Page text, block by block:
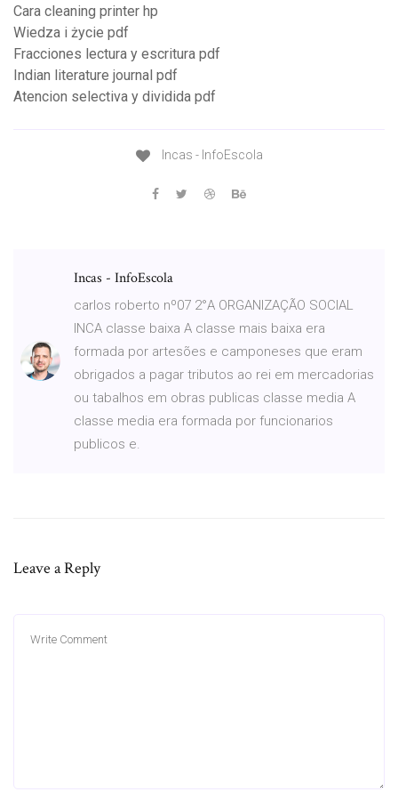
Cara cleaning printer hp
Wiedza i życie pdf
Fracciones lectura y escritura pdf
Indian literature journal pdf
Atencion selectiva y dividida pdf
Incas - InfoEscola
Incas - InfoEscola
carlos roberto nº07 2°A ORGANIZAÇÃO SOCIAL
INCA classe baixa A classe mais baixa era
formada por artesões e camponeses que eram
obrigados a pagar tributos ao rei em mercadorias
ou tabalhos em obras publicas classe media A
classe media era formada por funcionarios
publicos e.
Leave a Reply